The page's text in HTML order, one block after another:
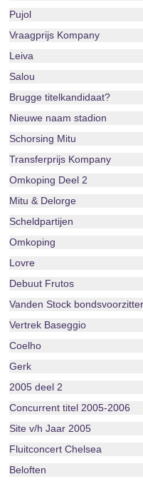
Pujol
Vraagprijs Kompany
Leiva
Salou
Brugge titelkandidaat?
Nieuwe naam stadion
Schorsing Mitu
Transferprijs Kompany
Omkoping Deel 2
Mitu & Delorge
Scheldpartijen
Omkoping
Lovre
Debuut Frutos
Vanden Stock
Vertrek Baseggio
Coelho
Gerk
2005 deel 2
Concurrent titel 2005-2006
Site v/h Jaar 2005
Fluitconcert Chelsea
Beloften